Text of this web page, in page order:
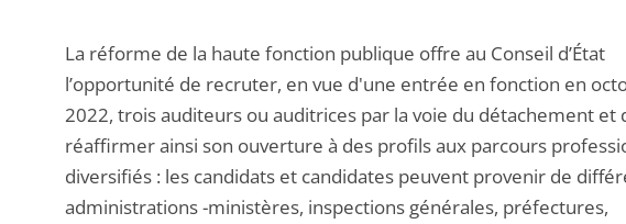
La réforme de la haute fonction publique offre au Conseil d’État
l’opportunité de recruter, en vue d'une entrée en fonction en
2022, trois auditeurs ou auditrices par la voie du détachement et
réaffirmer ainsi son ouverture à des profils aux parcours
diversifiés : les candidats et candidates peuvent provenir de
administrations -ministères, inspections générales, préfectures,